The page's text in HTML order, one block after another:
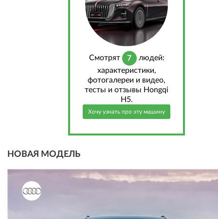
Cмотрят 7
людей:
характеристики,
фотогалереи и видео,
тесты и отзывы Hongqi
H5.
Хочу узнать про эту машину
НОВАЯ МОДЕЛЬ